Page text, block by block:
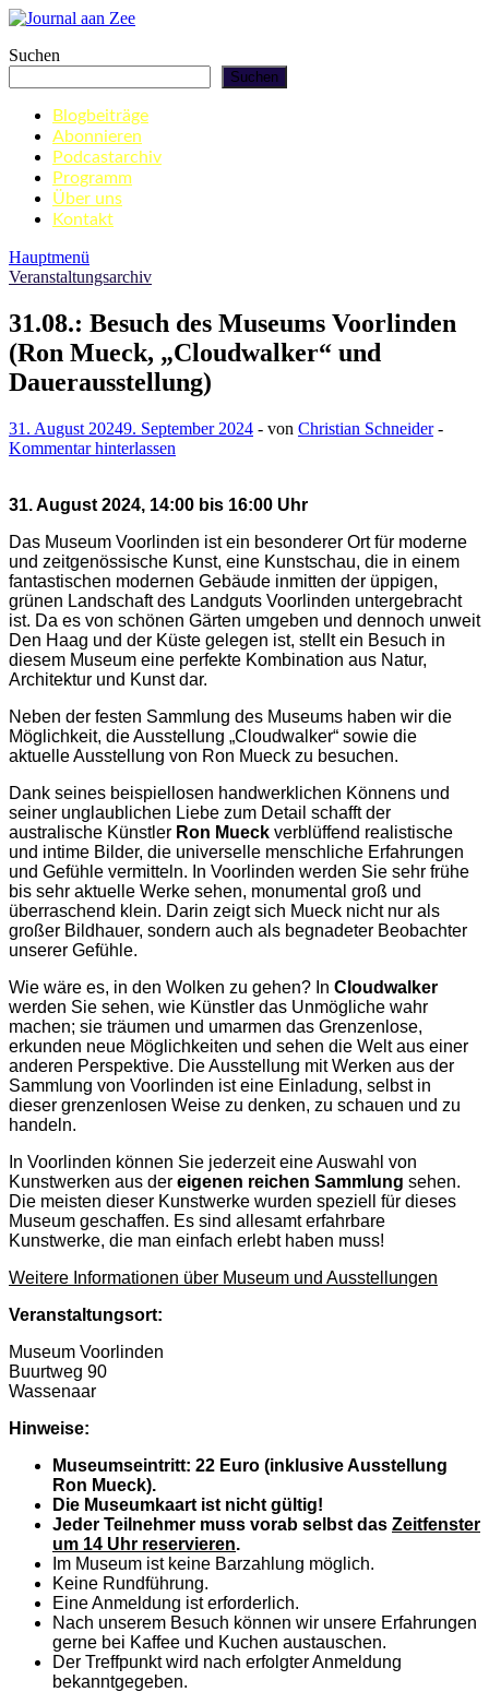
Zum
springen
Journal aan Zee
Suchen
Suchen
Blogbeiträge
Abonnieren
Podcastarchiv
Programm
Über uns
Kontakt
Hauptmenü
Veranstaltungsarchiv
31.08.: Besuch des Museums Voorlinden
(Ron Mueck, „Cloudwalker“ und
Dauerausstellung)
31. August 20249. September 2024 - von Christian Schneider-
Kommentar hinterlassen
31. August 2024, 14:00 bis 16:00 Uhr
Das Museum Voorlinden ist ein besonderer Ort für moderne
und zeitgenössische Kunst, eine Kunstschau, die in einem
fantastischen modernen Gebäude inmitten der üppigen,
grünen Landschaft des Landguts Voorlinden untergebracht
ist. Da es von schönen Gärten umgeben und dennoch unweit
Den Haag und der Küste gelegen ist, stellt ein Besuch in
diesem Museum eine perfekte Kombination aus Natur,
Architektur und Kunst dar.
Neben der festen Sammlung des Museums haben wir die
Möglichkeit, die Ausstellung „Cloudwalker“ sowie die
aktuelle Ausstellung von Ron Mueck zu besuchen.
Dank seines beispiellosen handwerklichen Könnens und
seiner unglaublichen Liebe zum Detail schafft der
australische Künstler Ron Mueck verblüffend realistische
und intime Bilder, die universelle menschliche Erfahrungen
und Gefühle vermitteln. In Voorlinden werden Sie sehr frühe
bis sehr aktuelle Werke sehen, monumental groß und
überraschend klein. Darin zeigt sich Mueck nicht nur als
großer Bildhauer, sondern auch als begnadeter Beobachter
unserer Gefühle.
Wie wäre es, in den Wolken zu gehen? In Cloudwalker
werden Sie sehen, wie Künstler das Unmögliche wahr
machen; sie träumen und umarmen das Grenzenlose,
erkunden neue Möglichkeiten und sehen die Welt aus einer
anderen Perspektive. Die Ausstellung mit Werken aus der
Sammlung von Voorlinden ist eine Einladung, selbst in
dieser grenzenlosen Weise zu denken, zu schauen und zu
handeln.
In Voorlinden können Sie jederzeit eine Auswahl von
Kunstwerken aus der eigenen reichen Sammlung sehen.
Die meisten dieser Kunstwerke wurden speziell für dieses
Museum geschaffen. Es sind allesamt erfahrbare
Kunstwerke, die man einfach erlebt haben muss!
Weitere Informationen über Museum und Ausstellungen
Veranstaltungsort:
Museum Voorlinden
Buurtweg 90
Wassenaar
Hinweise:
Museumseintritt: 22 Euro (inklusive Ausstellung
Ron Mueck).
Die Museumkaart ist nicht gültig!
Jeder Teilnehmer muss vorab selbst das Zeitfenster
um 14 Uhr reservieren.
Im Museum ist keine Barzahlung möglich.
Keine Rundführung.
Eine Anmeldung ist erforderlich.
Nach unserem Besuch können wir unsere Erfahrungen
gerne bei Kaffee und Kuchen austauschen.
Der Treffpunkt wird nach erfolgter Anmeldung
bekanntgegeben.